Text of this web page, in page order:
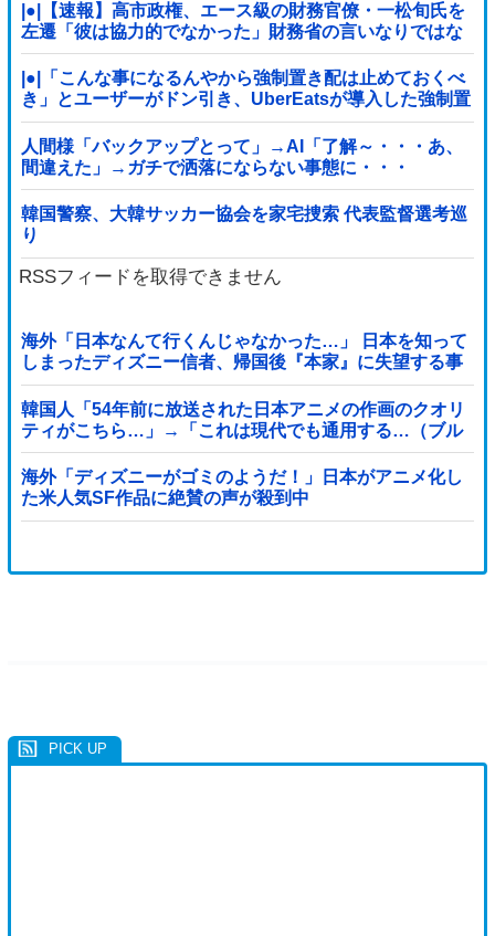
|●|【速報】高市政権、エース級の財務官僚・一松旬氏を
左遷「彼は協力的でなかった」財務省の言いなりではな
いことが判明
|●|「こんな事になるんやから強制置き配は止めておくべ
き」とユーザーがドン引き、UberEatsが導入した強制置
き配が起こしたのは……
人間様「バックアップとって」→AI「了解～・・・あ、
間違えた」→ガチで洒落にならない事態に・・・
韓国警察、大韓サッカー協会を家宅捜索 代表監督選考巡
り
RSSフィードを取得できません
海外「日本なんて行くんじゃなかった…」 日本を知って
しまったディズニー信者、帰国後『本家』に失望する事
態に
韓国人「54年前に放送された日本アニメの作画のクオリ
ティがこちら…」→「これは現代でも通用する…（ブル
ブル」＝韓国の反応
海外「ディズニーがゴミのようだ！」日本がアニメ化し
た米人気SF作品に絶賛の声が殺到中